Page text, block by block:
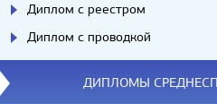
Диплом с реестром
Диплом с проводкой
ДИПЛОМЫ